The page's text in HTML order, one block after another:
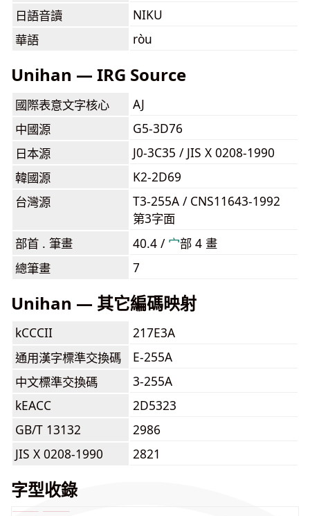
日語音讀
NIKU
華語
ròu
Unihan — IRG Source
國際表意文字核心
AJ
中國源
G5-3D76
日本源
J0-3C35 / JIS X 0208-1990
韓國源
K2-2D69
台灣源
T3-255A / CNS11643-1992
第3字面
部首 . 筆畫
40.4 / ⼧部 4 畫
總筆畫
7
Unihan — 其它編碼映射
kCCCII
217E3A
通用漢字標準交換碼
E-255A
中文標準交換碼
3-255A
kEACC
2D5323
GB/T 13132
2986
JIS X 0208-1990
2821
字型收錄